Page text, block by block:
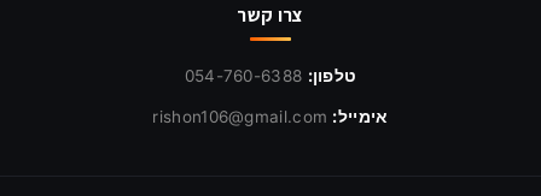
צרו קשר
טלפון: 054-760-6388
אימייל: rishon106@gmail.com